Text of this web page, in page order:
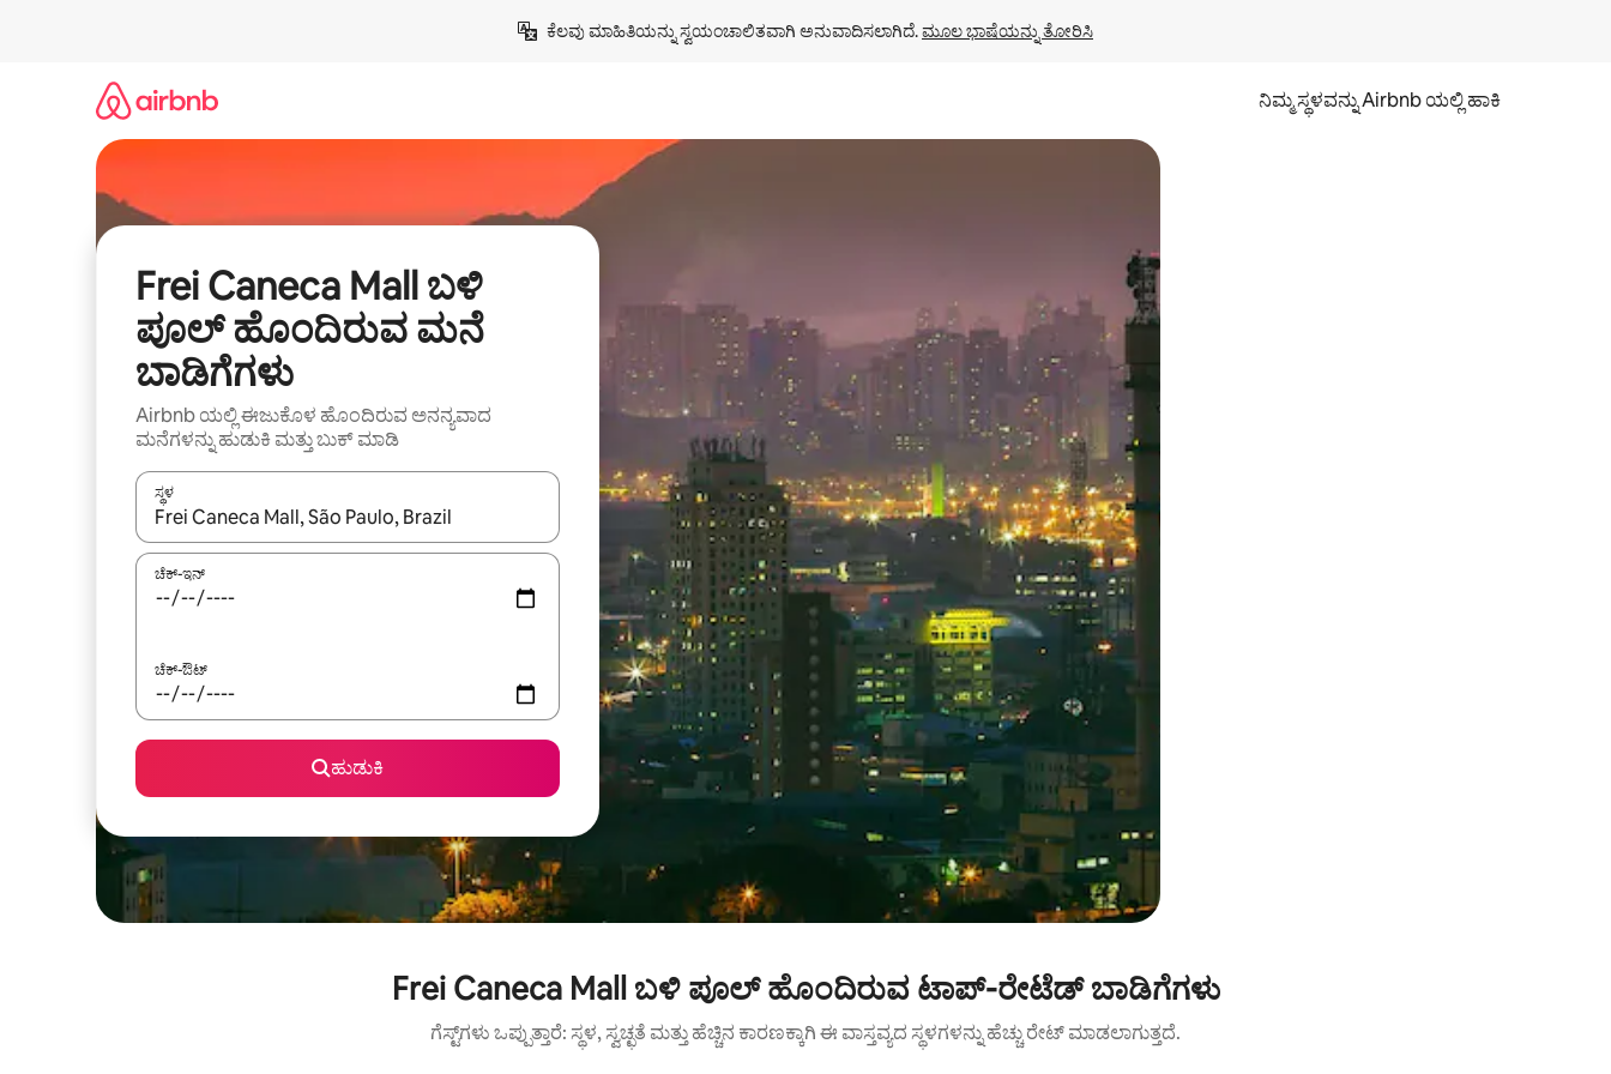
ಕೆಲವು ಮಾಹಿತಿಯನ್ನು ಸ್ವಯಂಚಾಲಿತವಾಗಿ ಅನುವಾದಿಸಲಾಗಿದೆ. ಮೂಲ ಭಾಷೆಯನ್ನು ತೋರಿಸಿ
ನಿಮ್ಮ ಸ್ಥಳವನ್ನು Airbnb ಯಲ್ಲಿ ಹಾಕಿ
Frei Caneca Mall ಬಳಿ
ಪೂಲ್ ಹೊಂದಿರುವ ಮನೆ
ಬಾಡಿಗೆಗಳು
Airbnb ಯಲ್ಲಿ ಈಜುಕೊಳ ಹೊಂದಿರುವ ಅನನ್ಯವಾದ
ಮನೆಗಳನ್ನು ಹುಡುಕಿ ಮತ್ತು ಬುಕ್ ಮಾಡಿ
ಸ್ಥಳ
ಫಲಿತಾಂಶಗಳು ಲಭ್ಯವಿರುವಾಗ, ಅಪ್ ಮತ್ತು ಡೌನ್ ಬಾಣದ ಕೀಲಿಗಳೊಂದಿಗೆ ನ್ಯಾವಿಗೇಟ್ ಮಾಡಿ ಅಥವಾ ಸ್ಪರ್ಶ ಅಥವಾ ಸ್ವೈಪ್ ಗೆಸ್ಚರ್‌ಗಳ ಮೂಲಕ ಅನ್ವೇಷಿಸಿ.
ಚೆಕ್-ಇನ್
ಚೆಕ್-ಔಟ್
ಹುಡುಕಿ
Frei Caneca Mall ಬಳಿ ಪೂಲ್ ಹೊಂದಿರುವ ಟಾಪ್-ರೇಟೆಡ್ ಬಾಡಿಗೆಗಳು
ಗೆಸ್ಟ್‌ಗಳು ಒಪ್ಪುತ್ತಾರೆ: ಸ್ಥಳ, ಸ್ವಚ್ಛತೆ ಮತ್ತು ಹೆಚ್ಚಿನ ಕಾರಣಕ್ಕಾಗಿ ಈ ವಾಸ್ತವ್ಯದ ಸ್ಥಳಗಳನ್ನು ಹೆಚ್ಚು ರೇಟ್ ಮಾಡಲಾಗುತ್ತದೆ.